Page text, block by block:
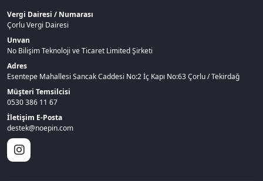
Vergi Dairesi / Numarası
Çorlu Vergi Dairesi
Unvan
No Bilişim Teknoloji ve Ticaret Limited Şirketi
Adres
Esentepe Mahallesi Sancak Caddesi No:2 İç Kapı No:63 Çorlu / Tekirdağ
Müşteri Temsilcisi
0530 386 11 67
İletişim E-Posta
destek@noepin.com